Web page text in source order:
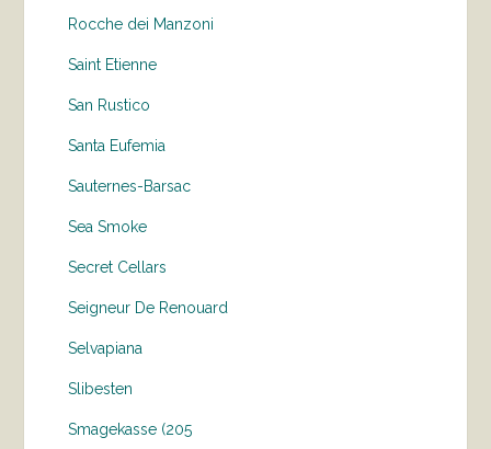
Rocche dei Manzoni
Saint Etienne
San Rustico
Santa Eufemia
Sauternes-Barsac
Sea Smoke
Secret Cellars
Seigneur De Renouard
Selvapiana
Slibesten
Smagekasse (205